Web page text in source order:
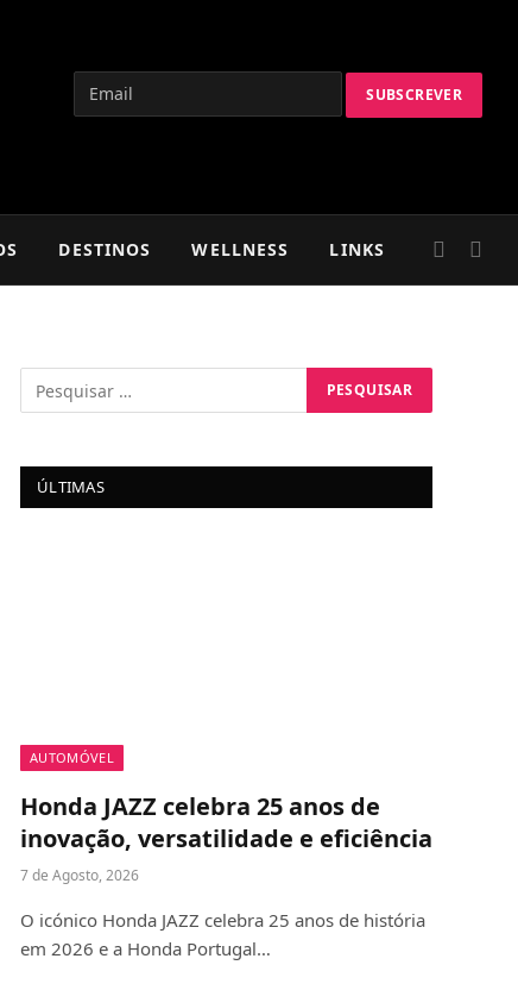
DESTINOS WELLNESS LINKS
ÚLTIMAS
AUTOMÓVEL
Honda JAZZ celebra 25 anos de
inovação, versatilidade e eficiência
7 de Agosto, 2026
O icónico Honda JAZZ celebra 25 anos de história
em 2026 e a Honda Portugal…